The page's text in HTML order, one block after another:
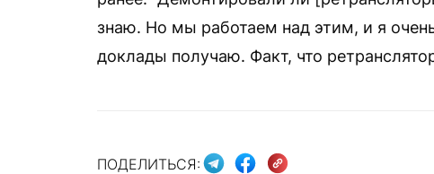
знаю. Но мы работаем над этим, и я
доклады получаю. Факт, что
ПОДЕЛИТЬСЯ: